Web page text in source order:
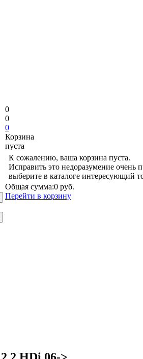
0
0
0
Корзина
пуста
К сожалению, ваша корзина пуста.
Исправить это недоразумение очень
выберите в каталоге интересующий
Общая сумма:0 руб.
Перейти в корзину